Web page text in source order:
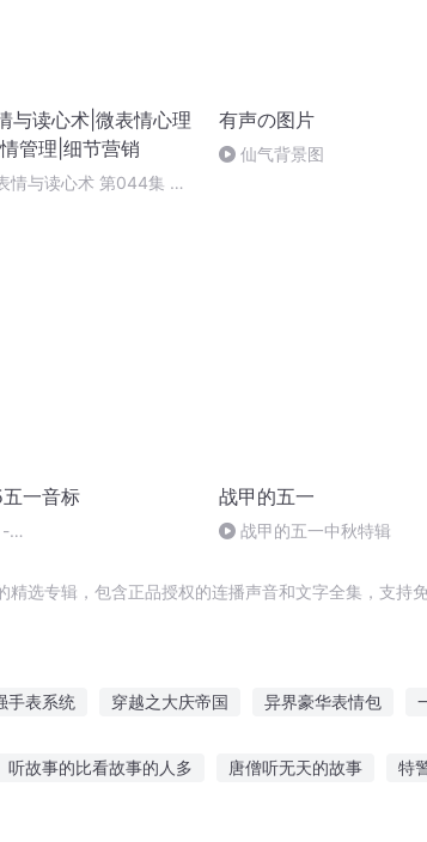
与读心术|微表情心理
管理|细节营销
情与读心术 第044集 识
有声の图片
仙气背景图
一音标
-
战甲的五一
战甲的五一中秋特辑
选专辑，包含正品授权的连播声音和文字全集，支持
手表系统 穿越之大庆帝国 异界豪华表情包
听故事的比看故事的人多 唐僧听无天的故事 特